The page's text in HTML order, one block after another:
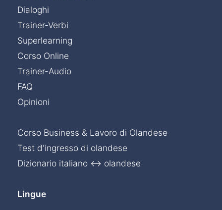
Dialoghi
Trainer-Verbi
Superlearning
Corso Online
Trainer-Audio
FAQ
Opinioni
Corso Business & Lavoro di Olandese
Test d'ingresso di olandese
Dizionario italiano ↔ olandese
Lingue